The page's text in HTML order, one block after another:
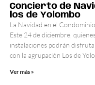
Concierto de
los de Yolombo
La Navidad en el
Este 24 de diciembre,
instalaciones podrán
con la agrupación Los de
Ver más »